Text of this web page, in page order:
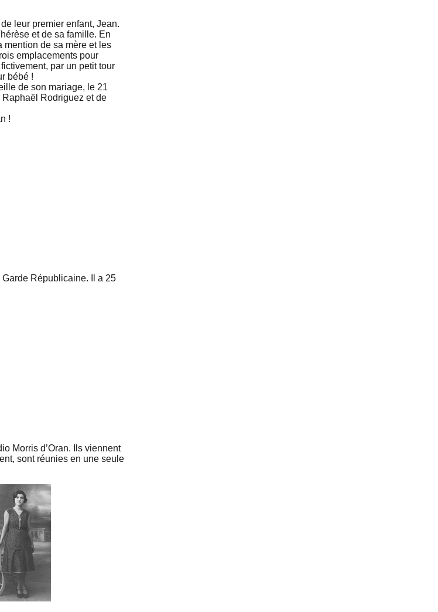
leur premier enfant, Jean.
et de sa famille. En
mention de sa mère et les
emplacements pour
par un petit tour
bébé !
de son mariage, le 21
Rodriguez et de
!
Républicaine. Il a 25
Morris d’Oran. Ils viennent
sont réunies en une seule